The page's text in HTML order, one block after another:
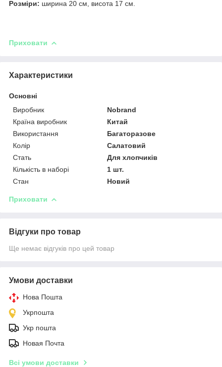
Розміри: ширина 20 см, висота 17 см.
Приховати
Характеристики
Основні
Виробник
Nobrand
Країна виробник
Китай
Використання
Багаторазове
Колір
Салатовий
Стать
Для хлопчиків
Кількість в наборі
1 шт.
Стан
Новий
Приховати
Відгуки про товар
Ще немає відгуків про цей товар
Умови доставки
Нова Пошта
Укрпошта
Укр пошта
Новая Почта
Всі умови доставки